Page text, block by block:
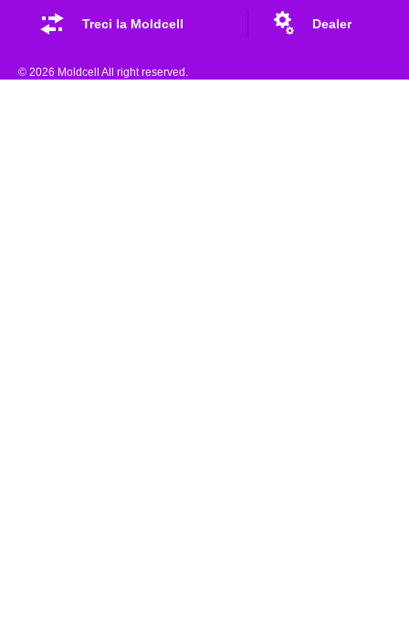
Treci la Moldcell Dealer
© 2026 Moldcell All right reserved.